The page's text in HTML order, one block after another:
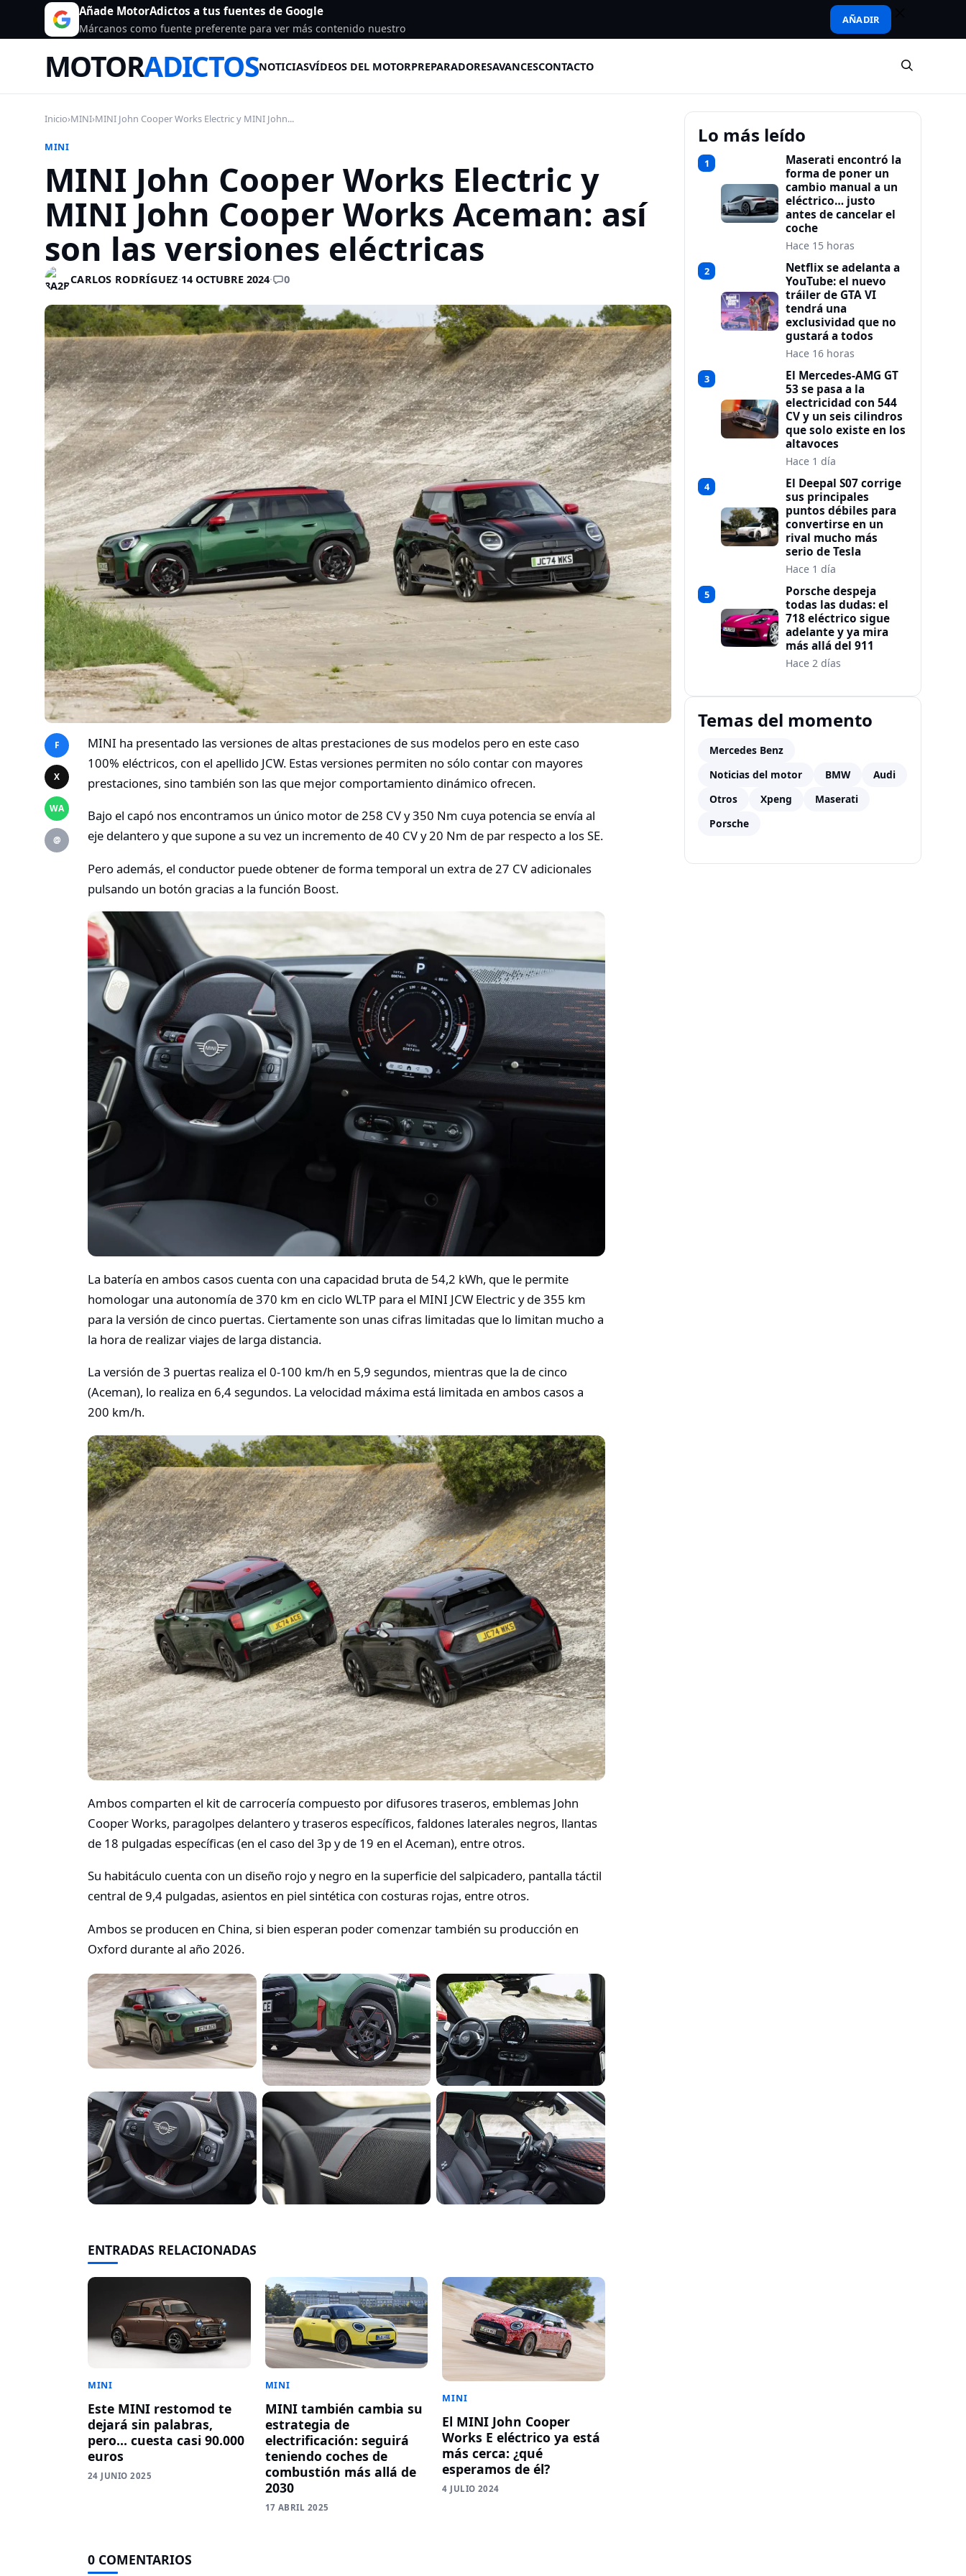
Añade MotorAdictos a tus fuentes de Google
Márcanos como fuente preferente para ver más contenido nuestro
AÑADIR
MOTORADICTOSNOTICIASVÍDEOS DEL MOTORPREPARADORESAVANCESCONTACTO
Inicio›MINI›MINI John Cooper Works Electric y MINI John...
MINI
MINI John Cooper Works Electric y
MINI John Cooper Works Aceman: así
son las versiones eléctricas
CARLOS RODRÍGUEZ·14 OCTUBRE 2024· 0
F
X
WA
@
MINI ha presentado las versiones de altas prestaciones de sus modelos pero en este caso
100% eléctricos, con el apellido JCW. Estas versiones permiten no sólo contar con mayores
prestaciones, sino también son las que mejor comportamiento dinámico ofrecen.
Bajo el capó nos encontramos un único motor de 258 CV y 350 Nm cuya potencia se envía al
eje delantero y que supone a su vez un incremento de 40 CV y 20 Nm de par respecto a los SE.
Pero además, el conductor puede obtener de forma temporal un extra de 27 CV adicionales
pulsando un botón gracias a la función Boost.
La batería en ambos casos cuenta con una capacidad bruta de 54,2 kWh, que le permite
homologar una autonomía de 370 km en ciclo WLTP para el MINI JCW Electric y de 355 km
para la versión de cinco puertas. Ciertamente son unas cifras limitadas que lo limitan mucho a
la hora de realizar viajes de larga distancia.
La versión de 3 puertas realiza el 0-100 km/h en 5,9 segundos, mientras que la de cinco
(Aceman), lo realiza en 6,4 segundos. La velocidad máxima está limitada en ambos casos a
200 km/h.
Ambos comparten el kit de carrocería compuesto por difusores traseros, emblemas John
Cooper Works, paragolpes delantero y traseros específicos, faldones laterales negros, llantas
de 18 pulgadas específicas (en el caso del 3p y de 19 en el Aceman), entre otros.
Su habitáculo cuenta con un diseño rojo y negro en la superficie del salpicadero, pantalla táctil
central de 9,4 pulgadas, asientos en piel sintética con costuras rojas, entre otros.
Ambos se producen en China, si bien esperan poder comenzar también su producción en
Oxford durante al año 2026.
ENTRADAS RELACIONADAS
MINI
Este MINI restomod te
dejará sin palabras,
pero… cuesta casi 90.000
euros
24 JUNIO 2025
MINI
MINI también cambia su
estrategia de
electrificación: seguirá
teniendo coches de
combustión más allá de
2030
17 ABRIL 2025
MINI
El MINI John Cooper
Works E eléctrico ya está
más cerca: ¿qué
esperamos de él?
4 JULIO 2024
0 COMENTARIOS
Lo más leído
1
Maserati encontró la
forma de poner un
cambio manual a un
eléctrico… justo
antes de cancelar el
coche
Hace 15 horas
2
Netflix se adelanta a
YouTube: el nuevo
tráiler de GTA VI
tendrá una
exclusividad que no
gustará a todos
Hace 16 horas
3
El Mercedes-AMG GT
53 se pasa a la
electricidad con 544
CV y un seis cilindros
que solo existe en los
altavoces
Hace 1 día
4
El Deepal S07 corrige
sus principales
puntos débiles para
convertirse en un
rival mucho más
serio de Tesla
Hace 1 día
5
Porsche despeja
todas las dudas: el
718 eléctrico sigue
adelante y ya mira
más allá del 911
Hace 2 días
Temas del momento
Mercedes Benz
Noticias del motor
BMW
Audi
Otros
Xpeng
Maserati
Porsche